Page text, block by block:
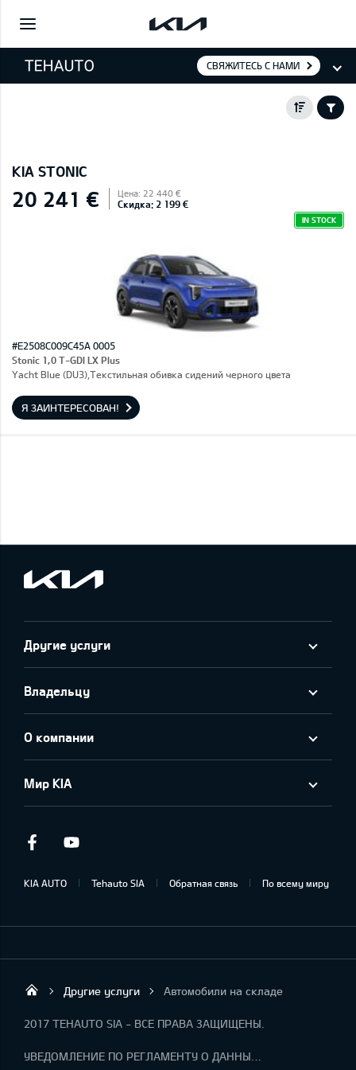
СВЯЖИТЕСЬ С НАМИ
KIA STONIC
20 241 € Цена: 22 440 €
Скидка: 2 199 €
IN STOCK
#E2508C009C45A 0005
Stonic 1,0 T-GDI LX Plus
Yacht Blue (DU3),Текстильная обивка сидений черного цвета
Я ЗАИНТЕРЕСОВАН!
Другие услуги
Владельцу
О компании
Мир KIA
Facebook
KIA AUTO Tehauto SIA Обратная связь По всему миру
Tehauto SIA
Другие услуги Автомобили на складе
2017 TEHAUTO SIA - ВСЕ ПРАВА ЗАЩИЩЕНЫ.